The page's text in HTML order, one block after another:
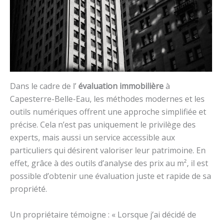
Dans le cadre de l’évaluation immobilièreà
Capesterre-Belle-Eau, les méthodes modernes et les
outils numériques offrent une approche simplifiée et
précise. Cela n’est pas uniquement le privilège des
experts, mais aussi un service accessible aux
particuliers qui désirent valoriser leur patrimoine. En
effet, grâce à des outils d’analyse des prix au m², il est
possible d’obtenir une évaluation juste et rapide de sa
propriété.
Un propriétaire témoigne : « Lorsque j’ai décidé de